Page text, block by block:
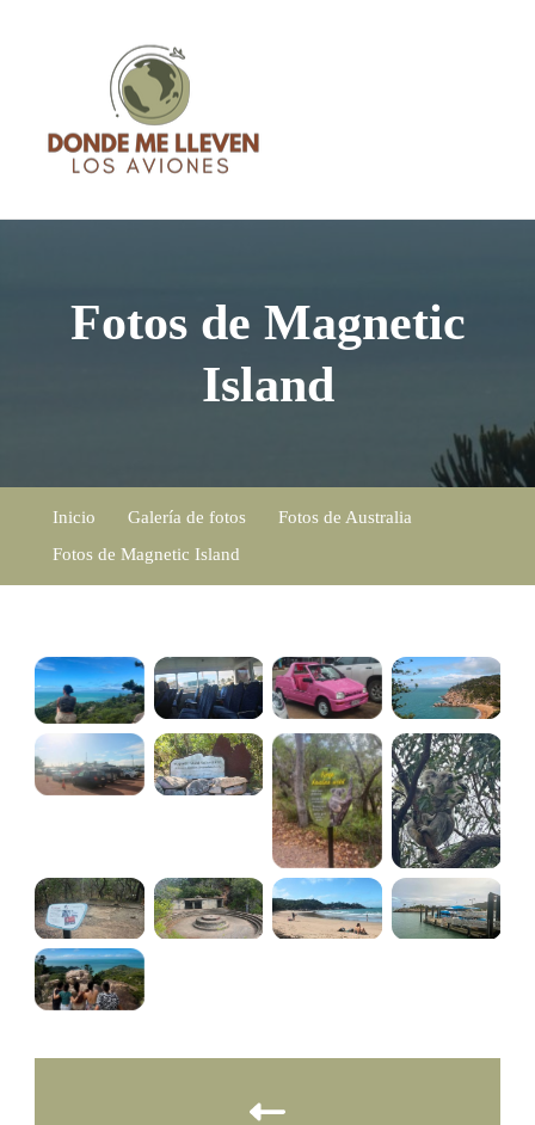
Blog de Viajes – Donde me
lleven los aviones
Blog de Viajes con consejos, recomendaciones, sensaciones y
guías basadas en mi experiencia
Fotos de Magnetic
Island
Inicio Galería de fotos
Fotos de Australia
Fotos de Magnetic Island